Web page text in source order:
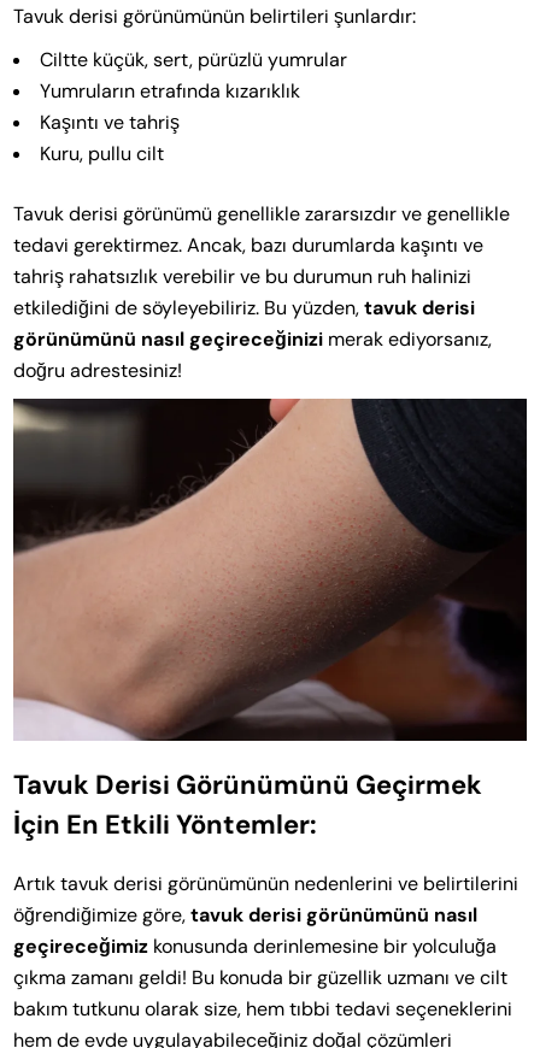
Tavuk derisi görünümünün belirtileri şunlardır:
Ciltte küçük, sert, pürüzlü yumrular
Yumruların etrafında kızarıklık
Kaşıntı ve tahriş
Kuru, pullu cilt
Tavuk derisi görünümü genellikle zararsızdır ve genellikle
tedavi gerektirmez. Ancak, bazı durumlarda kaşıntı ve
tahriş rahatsızlık verebilir ve bu durumun ruh halinizi
etkilediğini de söyleyebiliriz. Bu yüzden,tavuk derisi
görünümünü nasıl geçireceğinizi merak ediyorsanız,
doğru adrestesiniz!
Tavuk Derisi Görünümünü Geçirmek
İçin En Etkili Yöntemler:
Artık tavuk derisi görünümünün nedenlerini ve belirtilerini
öğrendiğimize göre,tavuk derisi görünümünü nasıl
geçireceğimiz konusunda derinlemesine bir yolculuğa
çıkma zamanı geldi! Bu konuda bir güzellik uzmanı ve cilt
bakım tutkunu olarak size, hem tıbbi tedavi seçeneklerini
hem de evde uygulayabileceğiniz doğal çözümleri